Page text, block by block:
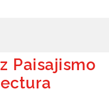
Paisajismo